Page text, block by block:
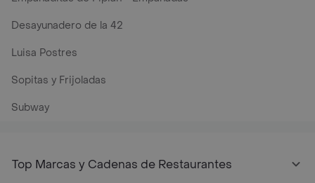
Desayunadero de la 42
Luisa Postres
Sopitas y Frijoladas
Subway
Top Marcas y Cadenas de Restaurantes